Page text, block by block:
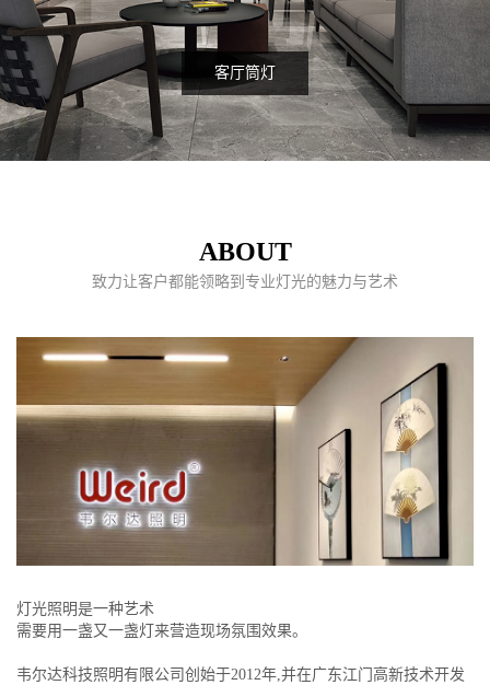
客厅筒灯
ABOUT
致力让客户都能领略到专业灯光的魅力与艺术
灯光照明是一种艺术
需要用一盏又一盏灯来营造现场氛围效果。
韦尔达科技照明有限公司创始于2012年,并在广东江门高新技术开发